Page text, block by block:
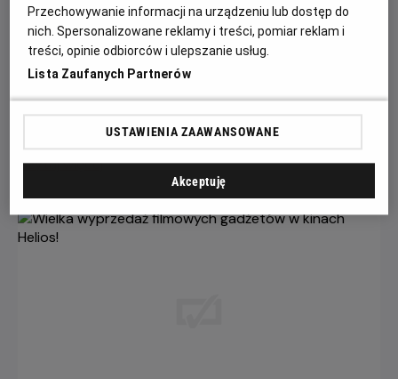
Gwiazdozbiór Psa - bilety już w
sprzedaży!
Przeżyj emocjonującą historię o odwadze, przetrwaniu i
poszukiwaniu nadziei w postapokaliptycznym świecie.
Czytaj więcej
Przechowywanie informacji na urządzeniu lub dostęp do
nich. Spersonalizowane reklamy i treści, pomiar reklam i
treści, opinie odbiorców i ulepszanie usług.
Lista Zaufanych Partnerów
USTAWIENIA ZAAWANSOWANE
Akceptuję